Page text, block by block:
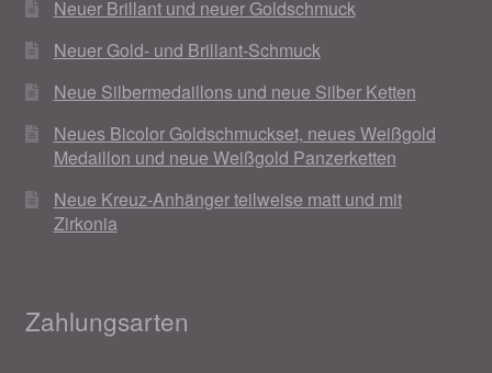
Neuer Brillant und neuer Goldschmuck
Neuer Gold- und Brillant-Schmuck
Neue Silbermedaillons und neue Silber Ketten
Neues Bicolor Goldschmuckset, neues Weißgold
Medaillon und neue Weißgold Panzerketten
Neue Kreuz-Anhänger teilweise matt und mit
Zirkonia
Zahlungsarten